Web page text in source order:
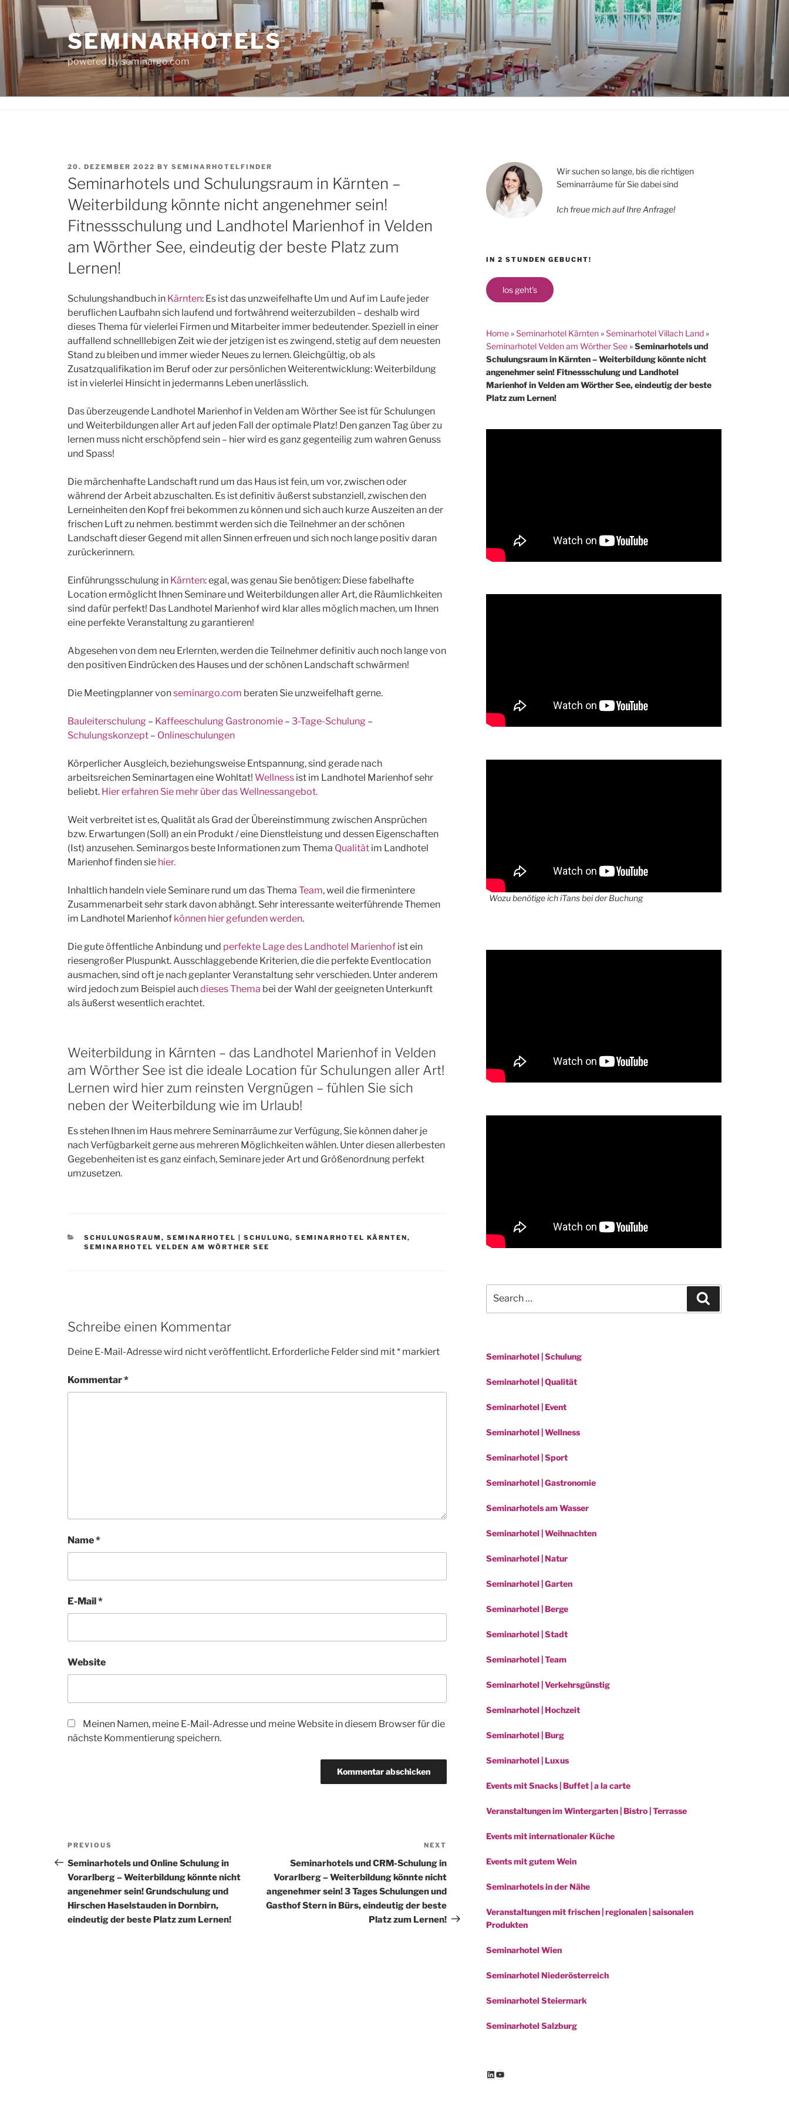
Skip
to
content
SEMINARHOTELS
powered by seminargo.com
POSTED
ON
20. DEZEMBER 2022 BYSEMINARHOTELFINDER
Seminarhotels und Schulungsraum in Kärnten –
Weiterbildung könnte nicht angenehmer sein!
Fitnessschulung und Landhotel Marienhof in Velden
am Wörther See, eindeutig der beste Platz zum
Lernen!
Schulungshandbuch in Kärnten: Es ist das unzweifelhafte Um und Auf im Laufe jeder
beruflichen Laufbahn sich laufend und fortwährend weiterzubilden – deshalb wird
dieses Thema für vielerlei Firmen und Mitarbeiter immer bedeutender. Speziell in einer
auffallend schnelllebigen Zeit wie der jetzigen ist es zwingend, stetig auf dem neuesten
Stand zu bleiben und immer wieder Neues zu lernen. Gleichgültig, ob als
Zusatzqualifikation im Beruf oder zur persönlichen Weiterentwicklung: Weiterbildung
ist in vielerlei Hinsicht in jedermanns Leben unerlässlich.
Das überzeugende Landhotel Marienhof in Velden am Wörther See ist für Schulungen
und Weiterbildungen aller Art auf jeden Fall der optimale Platz! Den ganzen Tag über zu
lernen muss nicht erschöpfend sein – hier wird es ganz gegenteilig zum wahren Genuss
und Spass!
Die märchenhafte Landschaft rund um das Haus ist fein, um vor, zwischen oder
während der Arbeit abzuschalten. Es ist definitiv äußerst substanziell, zwischen den
Lerneinheiten den Kopf frei bekommen zu können und sich auch kurze Auszeiten an der
frischen Luft zu nehmen. bestimmt werden sich die Teilnehmer an der schönen
Landschaft dieser Gegend mit allen Sinnen erfreuen und sich noch lange positiv daran
zurückerinnern.
Einführungsschulung in Kärnten: egal, was genau Sie benötigen: Diese fabelhafte
Location ermöglicht Ihnen Seminare und Weiterbildungen aller Art, die Räumlichkeiten
sind dafür perfekt! Das Landhotel Marienhof wird klar alles möglich machen, um Ihnen
eine perfekte Veranstaltung zu garantieren!
Abgesehen von dem neu Erlernten, werden die Teilnehmer definitiv auch noch lange von
den positiven Eindrücken des Hauses und der schönen Landschaft schwärmen!
Die Meetingplanner vonseminargo.com beraten Sie unzweifelhaft gerne.
Bauleiterschulung – Kaffeeschulung Gastronomie –3-Tage-Schulung –
Schulungskonzept – Onlineschulungen
Körperlicher Ausgleich, beziehungsweise Entspannung, sind gerade nach
arbeitsreichen Seminartagen eine Wohltat!Wellness ist im Landhotel Marienhof sehr
beliebt. Hier erfahren Sie mehr über das Wellnessangebot.
Weit verbreitet ist es, Qualität als Grad der Übereinstimmung zwischen Ansprüchen
bzw. Erwartungen (Soll) an ein Produkt / eine Dienstleistung und dessen Eigenschaften
(Ist) anzusehen. Seminargos beste Informationen zum Thema Qualität im Landhotel
Marienhof finden sie hier.
Inhaltlich handeln viele Seminare rund um das ThemaTeam, weil die firmenintere
Zusammenarbeit sehr stark davon abhängt. Sehr interessante weiterführende Themen
im Landhotel Marienhof können hier gefunden werden.
Die gute öffentliche Anbindung und perfekte Lage des Landhotel Marienhof ist ein
riesengroßer Pluspunkt. Ausschlaggebende Kriterien, die die perfekte Eventlocation
ausmachen, sind oft je nach geplanter Veranstaltung sehr verschieden. Unter anderem
wird jedoch zum Beispiel auchdieses Thema bei der Wahl der geeigneten Unterkunft
als äußerst wesentlich erachtet.
Weiterbildung in Kärnten – das Landhotel Marienhof in Velden
am Wörther See ist die ideale Location für Schulungen aller Art!
Lernen wird hier zum reinsten Vergnügen – fühlen Sie sich
neben der Weiterbildung wie im Urlaub!
Es stehen Ihnen im Haus mehrere Seminarräume zur Verfügung, Sie können daher je
nach Verfügbarkeit gerne aus mehreren Möglichkeiten wählen. Unter diesen allerbesten
Gegebenheiten ist es ganz einfach, Seminare jeder Art und Größenordnung perfekt
umzusetzen.
CATEGORIES
SCHULUNGSRAUM , SEMINARHOTEL | SCHULUNG, SEMINARHOTEL KÄRNTEN,
SEMINARHOTEL VELDEN AM WÖRTHER SEE
Schreibe einen Kommentar
Deine E-Mail-Adresse wird nicht veröffentlicht. Erforderliche Felder sind mit* markiert
Kommentar*
Name*
E-Mail*
Website
Meinen Namen, meine E-Mail-Adresse und meine Website in diesem Browser für die
nächste Kommentierung speichern.
Beitrags-
Navigation
Previous
Post
PREVIOUS
Seminarhotels und Online Schulung in
Vorarlberg – Weiterbildung könnte nicht
angenehmer sein! Grundschulung und
Hirschen Haselstauden in Dornbirn,
eindeutig der beste Platz zum Lernen!
Post
NEXT
Seminarhotels und CRM-Schulung in
Vorarlberg – Weiterbildung könnte nicht
angenehmer sein! 3 Tages Schulungen und
Gasthof Stern in Bürs, eindeutig der beste
Platz zum Lernen!
Wir suchen so lange, bis die richtigen
Seminarräume für Sie dabei sind
Ich freue mich auf Ihre Anfrage!
IN 2 STUNDEN GEBUCHT!
los geht's
Home»Seminarhotel Kärnten»Seminarhotel Villach Land»
Seminarhotel Velden am Wörther See»Seminarhotels und
Schulungsraum in Kärnten – Weiterbildung könnte nicht
angenehmer sein! Fitnessschulung und Landhotel
Marienhof in Velden am Wörther See, eindeutig der beste
Platz zum Lernen!
Wozu benötige ich iTans bei der Buchung
for:
Seminarhotel | Schulung
Seminarhotel | Qualität
Seminarhotel | Event
Seminarhotel | Wellness
Seminarhotel | Sport
Seminarhotel | Gastronomie
Seminarhotels am Wasser
Seminarhotel | Weihnachten
Seminarhotel | Natur
Seminarhotel | Garten
Seminarhotel | Berge
Seminarhotel | Stadt
Seminarhotel | Team
Seminarhotel | Verkehrsgünstig
Seminarhotel | Hochzeit
Seminarhotel | Burg
Seminarhotel | Luxus
Events mit Snacks | Buffet | a la carte
Veranstaltungen im Wintergarten | Bistro | Terrasse
Events mit internationaler Küche
Events mit gutem Wein
Seminarhotels in der Nähe
Veranstaltungen mit frischen | regionalen | saisonalen
Produkten
Seminarhotel Wien
Seminarhotel Niederösterreich
Seminarhotel Steiermark
Seminarhotel Salzburg
LinkedIn
YouTube